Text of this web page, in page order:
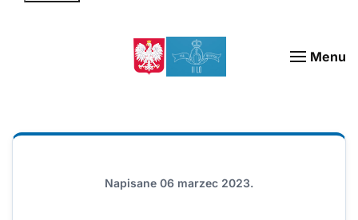
Menu
Napisane 06 marzec 2023.